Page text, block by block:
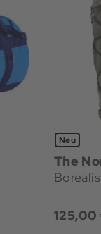
Neu
The
125,00